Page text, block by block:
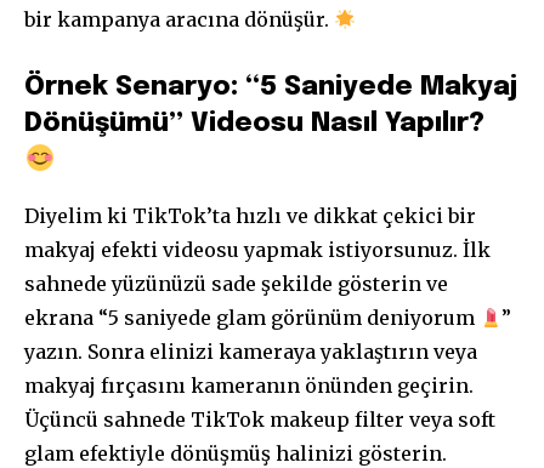
bir kampanya aracına dönüşür.
Örnek Senaryo: “5 Saniyede Makyaj
Dönüşümü” Videosu Nasıl Yapılır?
Diyelim ki TikTok’ta hızlı ve dikkat çekici bir
makyaj efekti videosu yapmak istiyorsunuz. İlk
sahnede yüzünüzü sade şekilde gösterin ve
ekrana “5 saniyede glam görünüm deniyorum
”
yazın. Sonra elinizi kameraya yaklaştırın veya
makyaj fırçasını kameranın önünden geçirin.
Üçüncü sahnede TikTok makeup filter veya soft
glam efektiyle dönüşmüş halinizi gösterin.